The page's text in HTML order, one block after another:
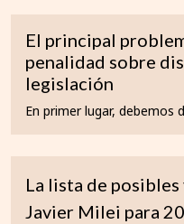
El principal
penalidad sobre
legislación
En primer lugar, debemos
La lista de
Javier Milei para